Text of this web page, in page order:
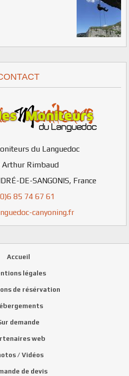
du Languedoc
Arthur Rimbaud
DE-SANGONIS, France
85 74 67 61
canyoning.fr
Accueil
légales
de résérvation
demande
web
/ Vidéos
de devis